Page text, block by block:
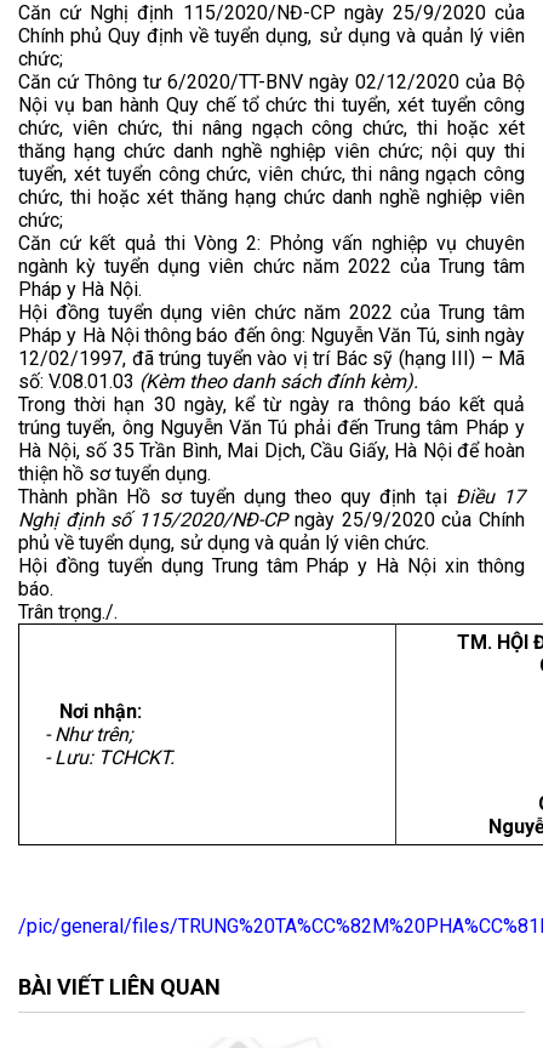
Căn cứ Nghị định 115/2020/NĐ-CP ngày 25/9/2020 của
Chính phủ Quy định về tuyển dụng, sử dụng và quản lý viên
chức;
Căn cứ Thông tư 6/2020/TT-BNV ngày 02/12/2020 của Bộ
Nội vụ ban hành Quy chế tổ chức thi tuyển, xét tuyển công
chức, viên chức, thi nâng ngạch công chức, thi hoặc xét
thăng hạng chức danh nghề nghiệp viên chức; nội quy thi
tuyển, xét tuyển công chức, viên chức, thi nâng ngạch công
chức, thi hoặc xét thăng hạng chức danh nghề nghiệp viên
chức;
Căn cứ kết quả thi Vòng 2: Phỏng vấn nghiệp vụ chuyên
ngành kỳ tuyển dụng viên chức năm 2022 của Trung tâm
Pháp y Hà Nội.
Hội đồng tuyển dụng viên chức năm 2022 của Trung tâm
Pháp y Hà Nội thông báo đến ông: Nguyễn Văn Tú, sinh ngày
12/02/1997, đã trúng tuyển vào vị trí Bác sỹ (hạng III) – Mã
số: V.08.01.03 (Kèm theo danh sách đính kèm).
Trong thời hạn 30 ngày, kể từ ngày ra thông báo kết quả
trúng tuyển, ông Nguyễn Văn Tú phải đến Trung tâm Pháp y
Hà Nội, số 35 Trần Bình, Mai Dịch, Cầu Giấy, Hà Nội để hoàn
thiện hồ sơ tuyển dụng.
Thành phần Hồ sơ tuyển dụng theo quy định tại Điều 17
Nghị định số 115/2020/NĐ-CPngày 25/9/2020 của Chính
phủ về tuyển dụng, sử dụng và quản lý viên chức.
Hội đồng tuyển dụng Trung tâm Pháp y Hà Nội xin thông
báo.
Trân trọng./.
Nơi nhận:
- Như trên;
- Lưu: TCHCKT.
TM. HỘI
/pic/general/files/
BÀI VIẾT LIÊN QUAN